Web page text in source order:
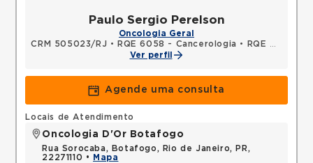
Paulo Sergio Perelson
Oncologia Geral
CRM 505023/RJ • RQE 6058 - Cancerologia •
RQE 7039 - Clínica médica
Ver perfil
Agende uma consulta
Locais de Atendimento
Oncologia D'Or Botafogo
Rua Sorocaba, Botafogo, Rio de Janeiro, PR,
22271110 •
Mapa